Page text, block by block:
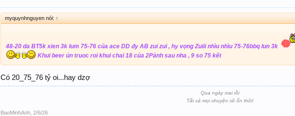
myquynhnguyen nói: ↑
48-20 da BT5k xien 3k lum 75-76 của ace DD đy AB zui zui , hy vọng Zuiii nhìu nhìu 75-76bbq lun 3k
Khui beer ún truoc roi khui chai 18 của 2Pảnh sau nha , 9 so 75 kết
Có 20_75_76 tỷ oi...hay dzợ
Qua ngày mai rồi
Tất cả mọi chuyện sẽ ổn thôi!
BaoMinhAnh 2/6/26